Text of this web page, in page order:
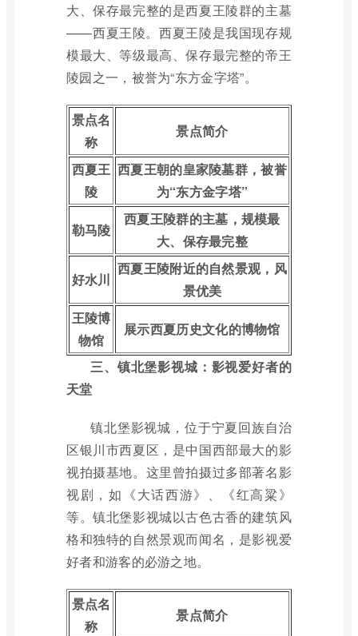
大、保存最完整的是西夏王陵群的主墓
——西夏王陵。西夏王陵是我国现存规
模最大、等级最高、保存最完整的帝王
陵园之一，被誉为“东方金字塔”。
景点名
称
景点简介
西夏王
陵
西夏王朝的皇家陵墓群，被誉
为“东方金字塔”
勒马陵
西夏王陵群的主墓，规模最
大、保存最完整
好水川
西夏王陵附近的自然景观，风
景优美
王陵博
物馆
展示西夏历史文化的博物馆
三、镇北堡影视城：影视爱好者的
天堂
镇北堡影视城，位于宁夏回族自治
区银川市西夏区，是中国西部最大的影
视拍摄基地。这里曾拍摄过多部著名影
视剧，如《大话西游》、《红高粱》
等。镇北堡影视城以古色古香的建筑风
格和独特的自然景观而闻名，是影视爱
好者和游客的必游之地。
景点名
称
景点简介